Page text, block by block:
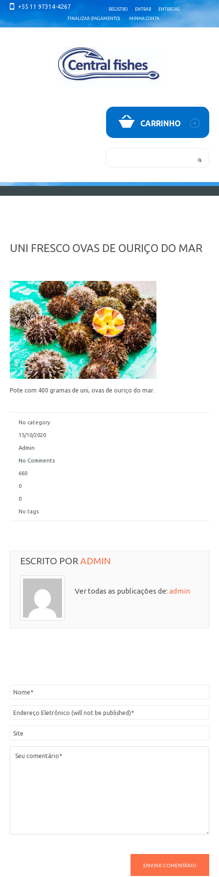
+55 11 97314-4267 REGISTRO ENTRAR
ENTREGAS
FINALIZAR (PAGAMENTO)
MINHA CONTA
CARRINHO
UNI FRESCO OVAS DE OURIÇO DO MAR
Pote com 400 gramas de uni, ovas de ouriço do mar.
No category
15/10/2020
Admin
No Comments
660
0
0
No tags
ESCRITO POR ADMIN
Ver todas as publicações de: admin